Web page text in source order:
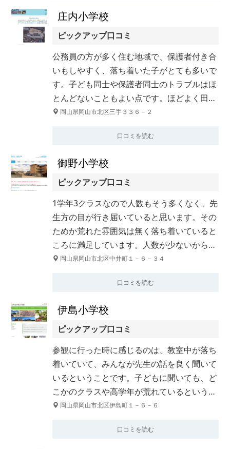
庄内小学校
ピックアップ口コミ
公務員の方が多く住む地域で、保護者付き合
いもしやすく、落ち着いた子がとても多いで
す。子ども同士や保護者同士のトラブルはほ
とんどないこともよい点です。ほどよく田…
岡山県岡山市北区三手３３６－２
口コミを読む
御野小学校
ピックアップ口コミ
1学年3クラスなので人数もそう多くなく、先
生方の目が行き届いていると思います。その
ためか荒れた雰囲気は無く落ち着いていると
ころに満足しています。人数が少ないから…
岡山県岡山市北区中井町１－６－３４
口コミを読む
伊島小学校
ピックアップ口コミ
参観に行った時に感じるのは、教室中が落ち
着いていて、みんなが先生の話を良く聞いて
いるということです。子どもに聞いても、ど
こかのクラスや高学年が荒れているという…
岡山県岡山市北区伊島町１－６－６
口コミを読む